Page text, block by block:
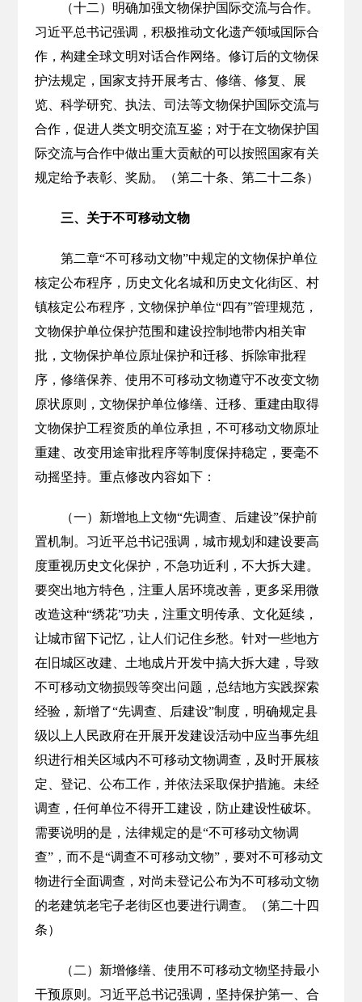
（十二）明确加强文物保护国际交流与合作。
习近平总书记强调，积极推动文化遗产领域国际合
作，构建全球文明对话合作网络。修订后的文物保
护法规定，国家支持开展考古、修缮、修复、展
览、科学研究、执法、司法等文物保护国际交流与
合作，促进人类文明交流互鉴；对于在文物保护国
际交流与合作中做出重大贡献的可以按照国家有关
规定给予表彰、奖励。（第二十条、第二十二条）
三、关于不可移动文物
第二章“不可移动文物”中规定的文物保护单位
核定公布程序，历史文化名城和历史文化街区、村
镇核定公布程序，文物保护单位“四有”管理规范，
文物保护单位保护范围和建设控制地带内相关审
批，文物保护单位原址保护和迁移、拆除审批程
序，修缮保养、使用不可移动文物遵守不改变文物
原状原则，文物保护单位修缮、迁移、重建由取得
文物保护工程资质的单位承担，不可移动文物原址
重建、改变用途审批程序等制度保持稳定，要毫不
动摇坚持。重点修改内容如下：
（一）新增地上文物“先调查、后建设”保护前
置机制。习近平总书记强调，城市规划和建设要高
度重视历史文化保护，不急功近利，不大拆大建。
要突出地方特色，注重人居环境改善，更多采用微
改造这种“绣花”功夫，注重文明传承、文化延续，
让城市留下记忆，让人们记住乡愁。针对一些地方
在旧城区改建、土地成片开发中搞大拆大建，导致
不可移动文物损毁等突出问题，总结地方实践探索
经验，新增了“先调查、后建设”制度，明确规定县
级以上人民政府在开展开发建设活动中应当事先组
织进行相关区域内不可移动文物调查，及时开展核
定、登记、公布工作，并依法采取保护措施。未经
调查，任何单位不得开工建设，防止建设性破坏。
需要说明的是，法律规定的是“不可移动文物调
查”，而不是“调查不可移动文物”，要对不可移动文
物进行全面调查，对尚未登记公布为不可移动文物
的老建筑老宅子老街区也要进行调查。（第二十四
条）
（二）新增修缮、使用不可移动文物坚持最小
干预原则。习近平总书记强调，坚持保护第一、合